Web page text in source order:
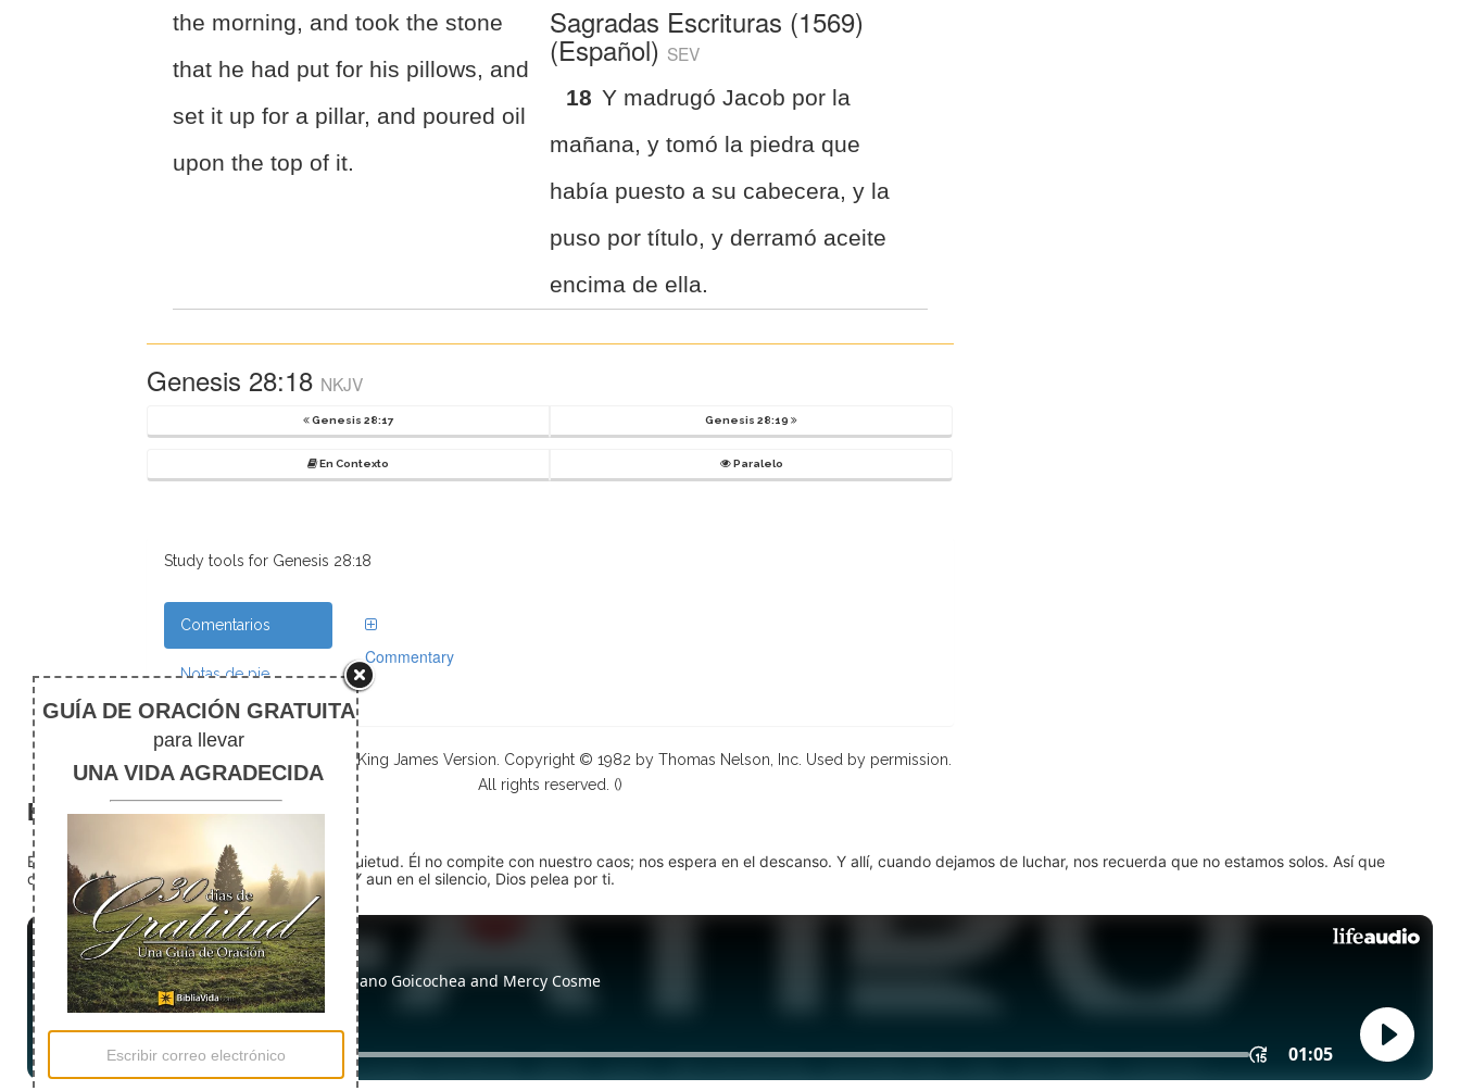
the morning, and took the stone
that he had put for his pillows, and
set it up for a pillar, and poured oil
upon the top of it.
Sagradas Escrituras (1569)
(Español) SEV
18 Y madrugó Jacob por la
mañana, y tomó la piedra que
había puesto a su cabecera, y la
puso por título, y derramó aceite
encima de ella.
Genesis 28:18 NKJV
Genesis 28:17 Genesis 28:19
En Contexto Paralelo
Study tools for Genesis 28:18
Comentarios
Notas de pie
Commentary
Scripture taken from the New King James Version. Copyright © 1982 by Thomas Nelson, Inc. Used by permission.
All rights reserved. ()
El silencio
En medio del ruido, Dios nos encuentra en la quietud. Él no compite con nuestro caos; nos espera en el descanso. Y allí, cuando dejamos de luchar, nos recuerda que no estamos solos. Así que
detente (quédate quieto) Dios está presente. Y aun en el silencio, Dios pelea por ti.